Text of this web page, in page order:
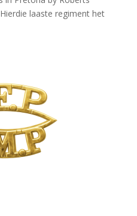
laaste regiment het